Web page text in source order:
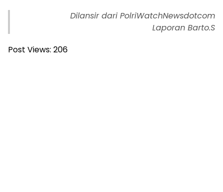
Dilansir dari PolriWatchNewsdotcom
Laporan Barto.S
Post Views: 206